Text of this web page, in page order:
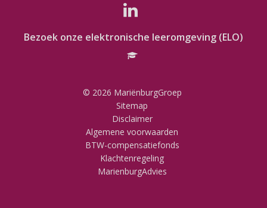
Bezoek onze elektronische leeromgeving (ELO)
© 2026 MariënburgGroep
Sitemap
Disclaimer
Algemene voorwaarden
BTW-compensatiefonds
Klachtenregeling
MarienburgAdvies